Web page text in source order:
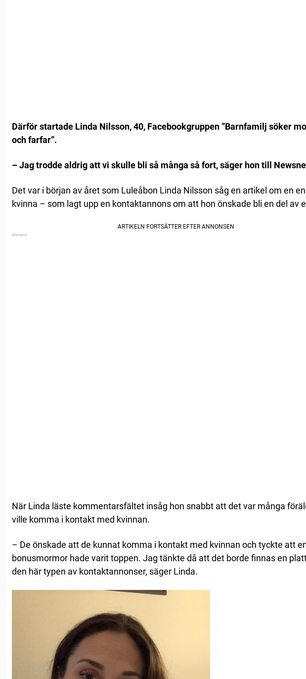
Därför startade Linda Nilsson, 40, Facebookgruppen ”Barnfamilj söker
och farfar”.
– Jag trodde aldrig att vi skulle bli så många så fort, säger hon till
Det var i början av året som Luleåbon Linda Nilsson såg en artikel om en
kvinna – som lagt upp en kontaktannons om att hon önskade bli en del av
När Linda läste kommentarsfältet insåg hon snabbt att det var många
ville komma i kontakt med kvinnan.
– De önskade att de kunnat komma i kontakt med kvinnan och tyckte att
bonusmormor hade varit toppen. Jag tänkte då att det borde finnas en
den här typen av kontaktannonser, säger Linda.